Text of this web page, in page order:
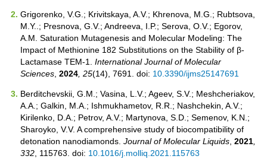
Grigorenko, V.G.; Krivitskaya, A.V.; Khrenova, M.G.; Rubtsova,
M.Y..; Presnova, G.V.; Andreeva, I.P.; Serova, O.V.; Egorov,
A.M. Saturation Mutagenesis and Molecular Modeling: The
Impact of Methionine 182 Substitutions on the Stability of β-
Lactamase TEM-1. International Journal of Molecular
Sciences, 2024, 25(14), 7691. doi: 10.3390/ijms25147691
Berditchevskii, G.M.; Vasina, L.V.; Ageev, S.V.; Meshcheriakov,
A.A.; Galkin, M.A.; Ishmukhametov, R.R.; Nashchekin, A.V.;
Kirilenko, D.A.; Petrov, A.V.; Martynova, S.D.; Semenov, K.N.;
Sharoyko, V.V. A comprehensive study of biocompatibility of
detonation nanodiamonds. Journal of Molecular Liquids, 2021,
332, 115763. doi: 10.1016/j.molliq.2021.115763